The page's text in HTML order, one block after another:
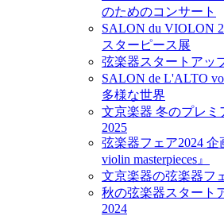
のためのコンサート
SALON du VIOLON
スターピース展
弦楽器スタートアッ
SALON de L'ALTO
多様な世界
文京楽器 冬のプレミ
2025
弦楽器フェア2024 企
violin masterpieces』
文京楽器の弦楽器フ
秋の弦楽器スタート
2024